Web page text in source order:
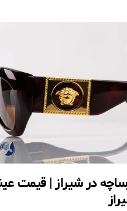
در شیراز | قیمت